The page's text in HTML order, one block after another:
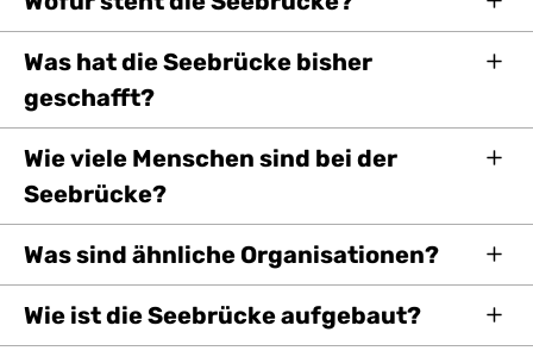
Was hat die Seebrücke bisher
geschafft?
Wie viele Menschen sind bei der
Seebrücke?
Was sind ähnliche Organisationen?
Wie ist die Seebrücke aufgebaut?